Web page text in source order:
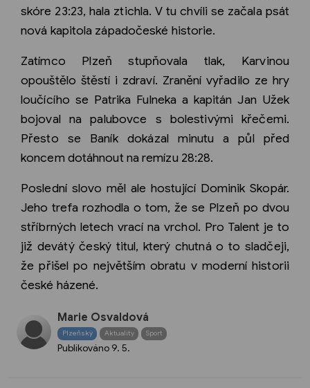
skóre 23:23, hala ztichla. V tu chvíli se začala psát
nová kapitola západočeské historie.
Zatímco Plzeň stupňovala tlak, Karvinou
opouštělo štěstí i zdraví. Zranění vyřadilo ze hry
loučícího se Patrika Fulneka a kapitán Jan Užek
bojoval na palubovce s bolestivými křečemi.
Přesto se Baník dokázal minutu a půl před
koncem dotáhnout na remízu 28:28.
Poslední slovo měl ale hostující Dominik Skopár.
Jeho trefa rozhodla o tom, že se Plzeň po dvou
stříbrných letech vrací na vrchol. Pro Talent je to
již devátý český titul, který chutná o to sladčeji,
že přišel po největším obratu v moderní historii
české házené.
Marie Osvaldová
Plzeňský Aktuality Sport
Publikováno 9. 5.